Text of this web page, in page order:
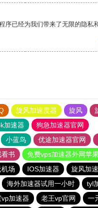
序已经为我们带来了无限的隐私
旋风加速度器 旋风
加速器
狗急加速器官网
小蓝鸟 优途加速器官网
看书
免费vps加速器外网苹
场 IOS加速器
旋风加
海外加速器试用一小时
tyl
加速器 老王vp官网 一